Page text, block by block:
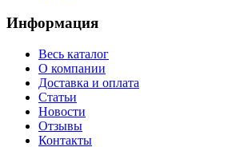
Информация
Весь каталог
О компании
Доставка и оплата
Статьи
Новости
Отзывы
Контакты